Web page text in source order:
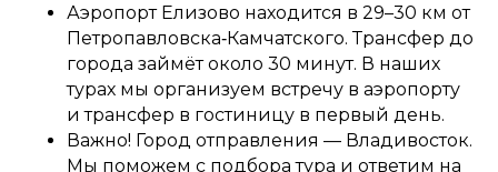
Аэропорт Елизово находится в 29–30 км от
Петропавловска‑Камчатского. Трансфер до
города займёт около 30 минут. В наших
турах мы организуем встречу в аэропорту
и трансфер в гостиницу в первый день.
Важно! Город отправления — Владивосток.
Мы поможем с подбора тура и ответим на